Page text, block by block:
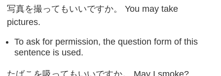
写真を撮ってもいいですか。 You may take
pictures.
To ask for permission, the question form of this
sentence is used.
たばこを吸ってもいいですか。 May I smoke?